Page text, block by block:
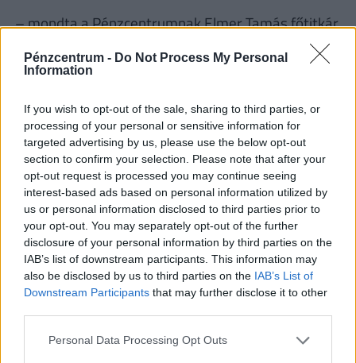
Pénzcentrum - Do Not Process My Personal
Information
If you wish to opt-out of the sale, sharing to third parties, or
processing of your personal or sensitive information for
targeted advertising by us, please use the below opt-out
section to confirm your selection. Please note that after your
opt-out request is processed you may continue seeing
interest-based ads based on personal information utilized by
us or personal information disclosed to third parties prior to
your opt-out. You may separately opt-out of the further
disclosure of your personal information by third parties on the
IAB’s list of downstream participants. This information may
also be disclosed by us to third parties on the IAB’s List of
Downstream Participants that may further disclose it to other
Personal Data Processing Opt Outs
– mondta a Pénzcentrumnak Elmer Tamás főtitkár
Megvan a fa, a lehetőség is, de nincs hozzá ember –
jellemezte a problémát a lapunknak nyilatkozó erdő
tulajdonos. Még ha komoly áron meg is jelenik a
fakitermelő, és van megfelelő gépe a munkához,
akkor is felmerülhetnek egyéb gondok. Például az
útviszonyoknak is megfelelőeknek kell a
szállításhoz: esős erdőből földúton nem tudják
kihozni a kivágott fát, az út karbantartása pedig
szintén hozzáadódik a termelés költségéhez. A
természetnek kitett területeken az időjárás nagyon
sok mindent befolyásol.